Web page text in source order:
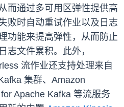
而通过多可用区弹性提供高
败时自动重试作业以及日志
功能来提高弹性，从而防止
志文件累积。此外，
流作业还支持处理来自
集群、Amazon
Apache Kafka 等流服务